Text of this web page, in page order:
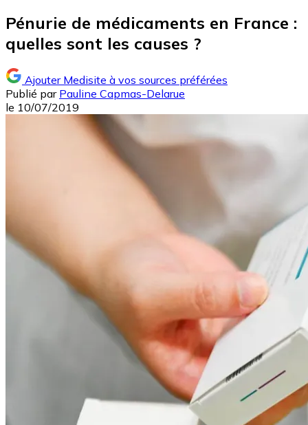
Pénurie de médicaments en France :
quelles sont les causes ?
Ajouter Medisite à vos sources préférées
Publié par Pauline Capmas-Delarue
le 10/07/2019